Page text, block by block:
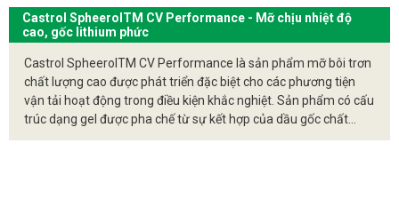
ứng dụng chịu tải nặng và nhiệt độ cao. Molub-Alloy 860 ES
cung cấp bôi trơn dầu bảo vệ thích hợp cho thiết bị hoạt động ở
tốc độ chậm đến trung bình, tải nặng và nhiệt độ cao trong thời
gian dài.
Castrol SpheerolTM CV Performance - Mỡ chịu nhiệt độ
cao, gốc lithium phức
Castrol SpheerolTM CV Performance là sản phẩm mỡ bôi trơn
chất lượng cao được phát triển đặc biệt cho các phương tiện
vận tải hoạt động trong điều kiện khắc nghiệt. Sản phẩm có cấu
trúc dạng gel được pha chế từ sự kết hợp của dầu gốc chất
lượng cao, chất làm đặc lithium phức đặc biệt và hệ phụ gia tính